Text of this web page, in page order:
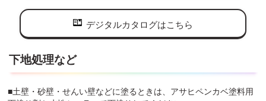
デジタルカタログはこちら
下地処理など
■土壁・砂壁・せんい壁などに塗るときは、アサヒペンカベ塗料用